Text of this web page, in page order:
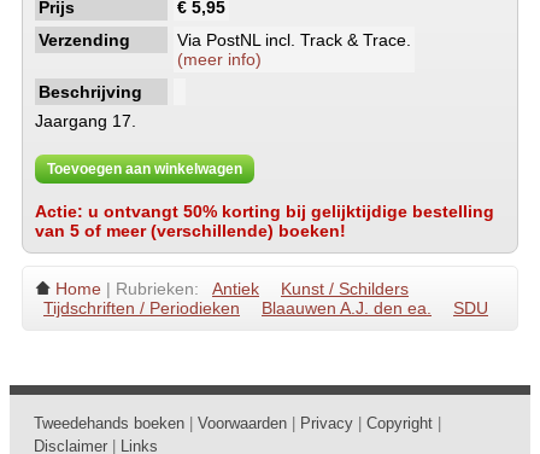
Prijs
€ 5,95
Verzending
Via PostNL incl. Track & Trace.
(meer info)
Beschrijving
Jaargang 17.
Toevoegen aan winkelwagen
Actie: u ontvangt 50% korting bij gelijktijdige bestelling
van 5 of meer (verschillende) boeken!
Home | Rubrieken: Antiek
Kunst / Schilders
Tijdschriften / Periodieken
Blaauwen A.J. den ea. SDU
Tweedehands boeken Voorwaarden Privacy Copyright
Disclaimer
Links